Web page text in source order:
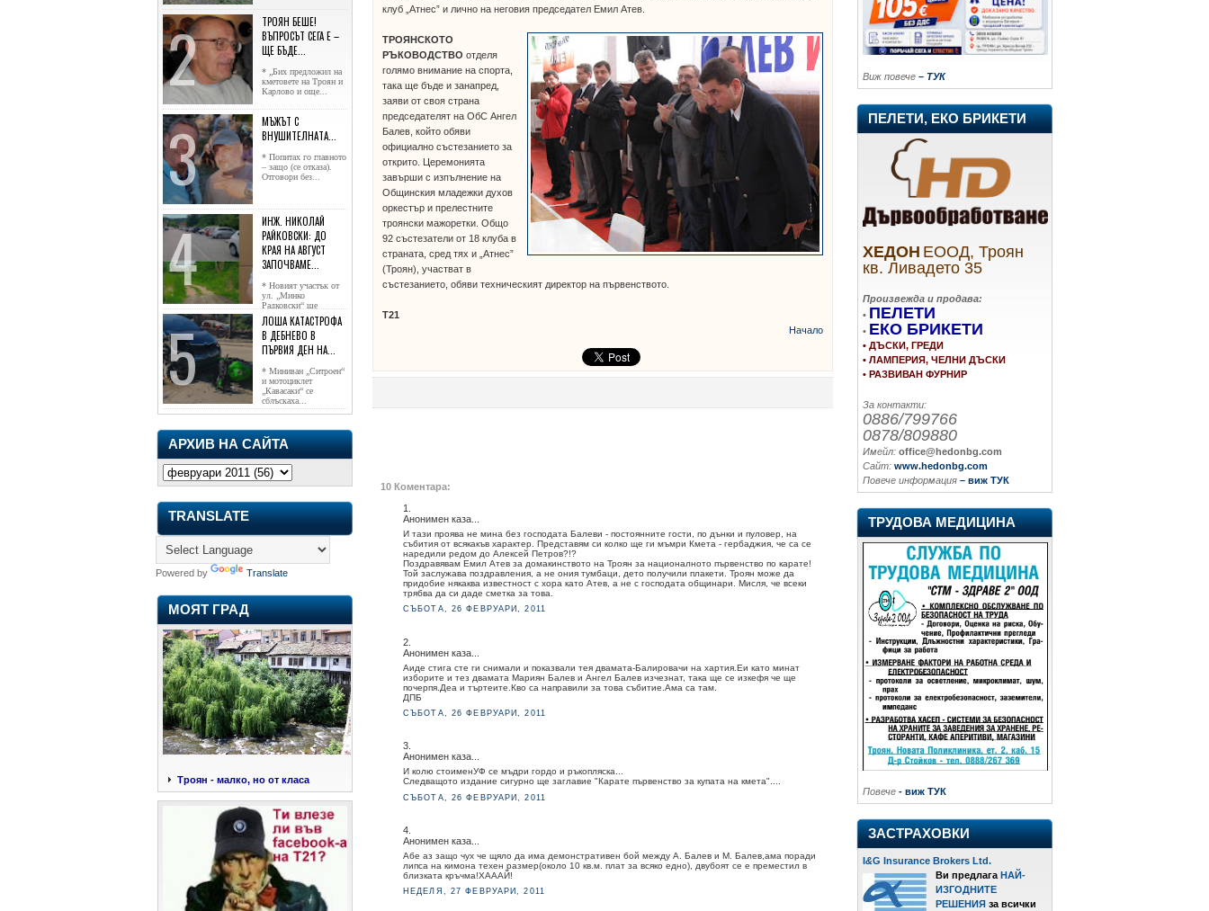
ТРОЯН БЕШЕ!
ВЪПРОСЪТ СЕГА Е –
ЩЕ БЪДЕ...
* „Бих предложил на
кметовете на Троян и
Карлово и още...
МЪЖЪТ С
ВНУШИТЕЛНАТА...
* Попитах го главното
– защо (се отказа).
Отговори без...
ИНЖ. НИКОЛАЙ
РАЙКОВСКИ: ДО
КРАЯ НА АВГУСТ
ЗАПОЧВАМЕ...
* Новият участък от
ул. „Минко
Радковски“ ще
достигне жк...
ЛОША КАТАСТРОФА
В ДЕБНЕВО В
ПЪРВИЯ ДЕН НА...
* Миниван „Ситроен“
и мотоциклет
„Кавасаки“ се
сблъскаха...
АРХИВ НА САЙТА
TRANSLATE
Powered by Translate
МОЯТ ГРАД
Троян - малко, но от класа
клуб „Атнес” и лично на неговия председател Емил Атев.
ТРОЯНСКОТО
РЪКОВОДСТВО отделя
голямо внимание на спорта,
така ще бъде и занапред,
заяви от своя страна
председателят на ОбС Ангел
Балев, който обяви
официално състезанието за
открито. Церемонията
завърши с изпълнение на
Общинския младежки духов
оркестър и прелестните
троянски мажоретки. Общо
92 състезатели от 18 клуба в
страната, сред тях и „Атнес”
(Троян), участват в
състезанието, обяви техническият директор на първенството.
Т21
Начало
10 Коментара:
1.
Анонимен каза...
И тази проява не мина без господата Балеви - постоянните гости, по дънки и пуловер, на
събития от всякакъв характер. Представям си колко ще ги мъмри Кмета - гербаджия, че са се
наредили редом до Алексей Петров?!?
Поздравявам Емил Атев за домакинството на Троян за националното първенство по карате!
Той заслужава поздравления, а не ония тумбаци, дето получили плакети. Троян може да
придобие някаква известност с хора като Атев, а не с господата общинари. Мисля, че всеки
трябва да си даде сметка за това.
СЪБОТА, 26 ФЕВРУАРИ, 2011
2.
Анонимен каза...
Аиде стига сте ги снимали и показвали тея двамата-Балировачи на хартия.Еи като минат
изборите и тез двамата Мариян Балев и Ангел Балев изчезнат, така ще се изкефя че ще
почерпя.Деа и търтеите.Кво са направили за това събитие.Ама са там.
ДПБ
СЪБОТА, 26 ФЕВРУАРИ, 2011
3.
Анонимен каза...
И колю стоименУФ се мъдри гордо и ръкопляска...
Следващото издание сигурно ще заглавие "Карате първенство за купата на кмета"....
СЪБОТА, 26 ФЕВРУАРИ, 2011
4.
Анонимен каза...
Абе аз защо чух че щяло да има демонстративен бой между А. Балев и М. Балев,ама поради
липса на кимона техен размер(около 10 кв.м. плат за всяко едно), двубоят се е преместил в
близката кръчма!ХАААЙ!
НЕДЕЛЯ, 27 ФЕВРУАРИ, 2011
Виж повече – ТУК
ПЕЛЕТИ, ЕКО БРИКЕТИ
ХЕДОН ЕООД, Троян
кв. Ливадето 35
Произвежда и продава:
• ПЕЛЕТИ
• ЕКО БРИКЕТИ
• ДЪСКИ, ГРЕДИ
• ЛАМПЕРИЯ, ЧЕЛНИ ДЪСКИ
• РАЗВИВАН ФУРНИР
За контакти:
0886/799766
0878/809880
Имейл: office@hedonbg.com
Сайт: www.hedonbg.com
Повече информация – виж ТУК
ТРУДОВА МЕДИЦИНА
Повече - виж ТУК
ЗАСТРАХОВКИ
I&G Insurance Brokers Ltd.
Ви предлага НАЙ-
ИЗГОДНИТЕ
РЕШЕНИЯ за всички